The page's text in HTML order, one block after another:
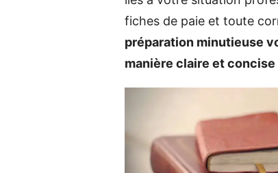
fiches de paie et toute
préparation minutieuse
manière claire et